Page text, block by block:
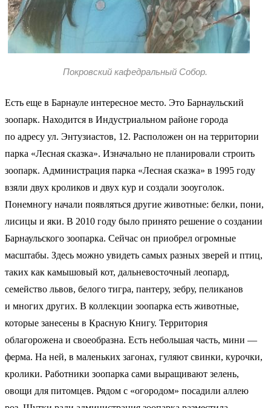
Покровский кафедральный Собор.
Есть еще в Барнауле интересное место. Это Барнаульский
зоопарк. Находится в Индустриальном районе города
по адресу ул. Энтузиастов, 12. Расположен он на территории
парка «Лесная сказка». Изначально не планировали строить
зоопарк. Администрация парка «Лесная сказка» в 1995 году
взяли двух кроликов и двух кур и создали зооуголок.
Понемногу начали появляться другие животные: белки, пони,
лисицы и яки. В 2010 году было принято решение о создании
Барнаульского зоопарка. Сейчас он приобрел огромные
масштабы. Здесь можно увидеть самых разных зверей и птиц,
таких как камышовый кот, дальневосточный леопард,
семейство львов, белого тигра, пантеру, зебру, пеликанов
и многих других. В коллекции зоопарка есть животные,
которые занесены в Красную Книгу. Территория
облагорожена и своеобразна. Есть небольшая часть, мини —
ферма. На ней, в маленьких загонах, гуляют свинки, курочки,
кролики. Работники зоопарка сами выращивают зелень,
овощи для питомцев. Рядом с «огородом» посадили аллею